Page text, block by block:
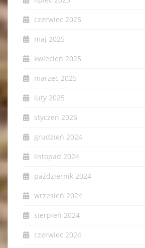
czerwiec 2025
maj 2025
kwiecień 2025
marzec 2025
luty 2025
styczeń 2025
grudzień 2024
listopad 2024
październik 2024
wrzesień 2024
sierpień 2024
czerwiec 2024